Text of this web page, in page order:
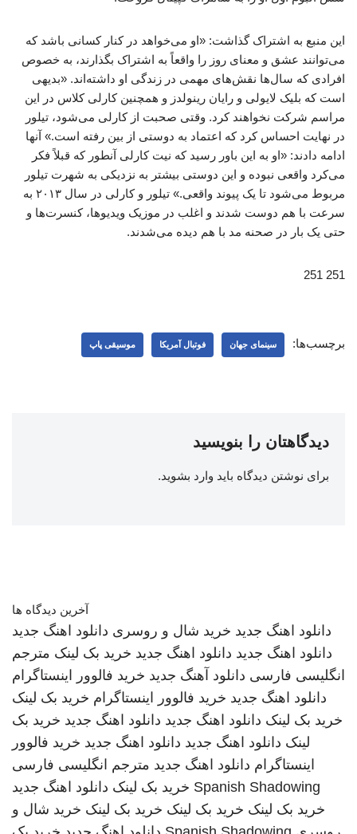
این منبع به اشتراک گذاشت: «او می‌خواهد در کنار کسانی باشد که
می‌توانند عشق و معنای روز را واقعاً به اشتراک بگذارند، به خصوص
افرادی که سال‌ها نقش‌های مهمی در زندگی او داشته‌اند. «بدیهی
است که بلیک لایولی و رایان رینولدز و همچنین کارلی کلاس در این
مراسم شرکت نخواهند کرد. وقتی صحبت از کارلی می‌شود، تیلور
در نهایت احساس کرد که اعتماد به دوستی از بین رفته است.» آنها
ادامه دادند: «او به این باور رسید که نیت کارلی آنطور که قبلاً فکر
می‌کرد واقعی نبوده و این دوستی بیشتر به نزدیکی به شهرت تیلور
مربوط می‌شود تا یک پیوند واقعی.» تیلور و کارلی در سال ۲۰۱۳ به
سرعت با هم دوست شدند و اغلب در موزیک ویدیوها، کنسرت‌ها و
حتی یک بار در صحنه مد با هم دیده می‌شدند.
251 251
برچسب‌ها: سینمای جهان فوتبال آمریکا موسیقی پاپ
دیدگاهتان را بنویسید
برای نوشتن دیدگاه باید وارد بشوید.
آخرین دیدگاه ها
دانلود اهنگ جدید خرید شال و روسری دانلود اهنگ جدید
دانلود اهنگ جدید دانلود اهنگ جدید خرید بک لینک مترجم
انگلیسی فارسی دانلود آهنگ جدید خرید فالوور اینستاگرام
دانلود اهنگ جدید خرید فالوور اینستاگرام خرید بک لینک
خرید بک لینک دانلود اهنگ جدید دانلود اهنگ جدید خرید بک
لینک دانلود اهنگ جدید دانلود اهنگ جدید خرید فالوور
اینستاگرام دانلود اهنگ جدید مترجم انگلیسی فارسی
Spanish Shadowing خرید بک لینک دانلود اهنگ جدید
خرید بک لینک خرید بک لینک خرید بک لینک خرید شال و